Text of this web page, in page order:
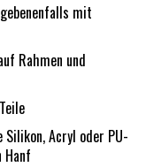
mit
Rahmen und
Acryl oder PU-
Hanf